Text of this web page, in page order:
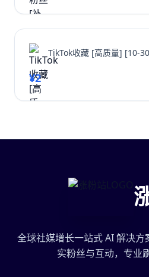
TikTok收藏 [高质量] [10-
¥2
全球社媒增长一站式 AI 解决
实粉丝与互动，专业